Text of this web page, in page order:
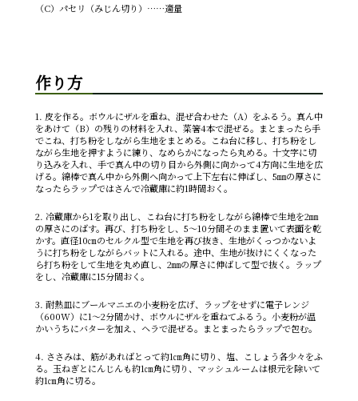
（C）パセリ（みじん切り）……適量
作り方
1. 皮を作る。ボウルにザルを重ね、混ぜ合わせた（A）をふるう。真ん中
をあけて（B）の残りの材料を入れ、菜箸4本で混ぜる。まとまったら手
でこね、打ち粉をしながら生地をまとめる。こね台に移し、打ち粉をし
ながら生地を押すように練り、なめらかになったら丸める。十文字に切
り込みを入れ、手で真ん中の切り目から外側に向かって4方向に生地を広
げる。綿棒で真ん中から外側へ向かって上下左右に伸ばし、5㎜の厚さに
なったらラップではさんで冷蔵庫に約1時間おく。
2. 冷蔵庫から1を取り出し、こね台に打ち粉をしながら綿棒で生地を2㎜
の厚さにのばす。再び、打ち粉をし、5～10分間そのまま置いて表面を乾
かす。直径10㎝のセルクル型で生地を再び抜き、生地がくっつかないよ
うに打ち粉をしながらバットに入れる。途中、生地が抜けにくくなった
ら打ち粉をして生地を丸め直し、2㎜の厚さに伸ばして型で抜く。ラップ
をし、冷蔵庫に15分間おく。
3. 耐熱皿にブールマニエの小麦粉を広げ、ラップをせずに電子レンジ
（600W）に1～2分間かけ、ボウルにザルを重ねてふるう。小麦粉が温
かいうちにバターを加え、ヘラで混ぜる。まとまったらラップで包む。
4. ささみは、筋があればとって約1㎝角に切り、塩、こしょう各少々をふ
る。玉ねぎとにんじんも約1㎝角に切り、マッシュルームは根元を除いて
約1㎝角に切る。